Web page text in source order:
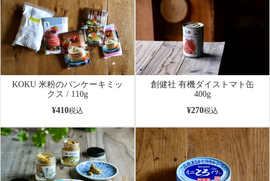
KOKU 米粉のパンケーキミッ
クス / 110g
¥410税込
創健社 有機ダイストマト缶
400g
¥270税込